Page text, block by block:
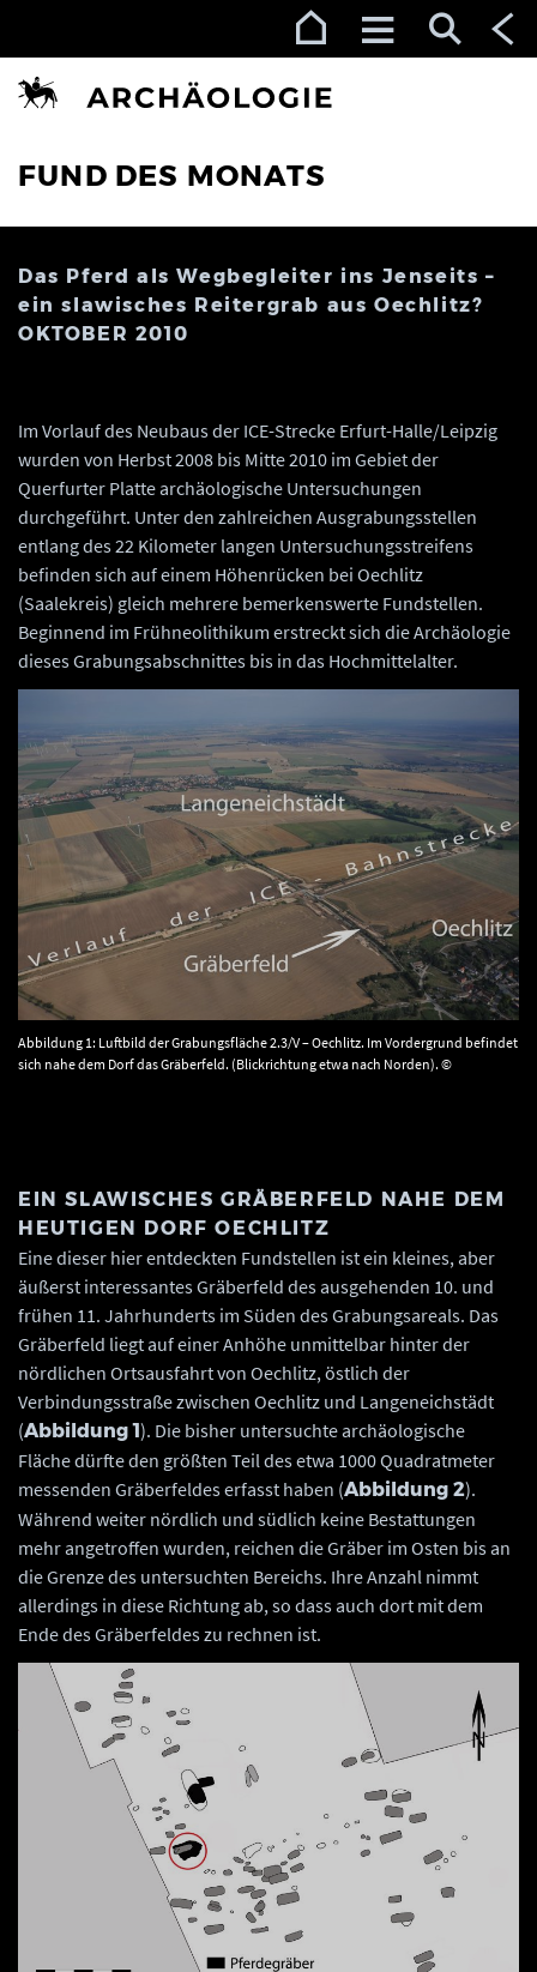
FUND DES MONATS
Das Pferd als Wegbegleiter ins Jenseits –
ein slawisches Reitergrab aus Oechlitz?
OKTOBER 2010
Im Vorlauf des Neubaus der ICE-Strecke Erfurt-Halle/Leipzig
wurden von Herbst 2008 bis Mitte 2010 im Gebiet der
Querfurter Platte archäologische Untersuchungen
durchgeführt. Unter den zahlreichen Ausgrabungsstellen
entlang des 22 Kilometer langen Untersuchungsstreifens
befinden sich auf einem Höhenrücken bei Oechlitz
(Saalekreis) gleich mehrere bemerkenswerte Fundstellen.
Beginnend im Frühneolithikum erstreckt sich die Archäologie
dieses Grabungsabschnittes bis in das Hochmittelalter.
Abbildung 1: Luftbild der Grabungsfläche 2.3/V – Oechlitz. Im Vordergrund befindet
sich nahe dem Dorf das Gräberfeld. (Blickrichtung etwa nach Norden). ©
EIN SLAWISCHES GRÄBERFELD NAHE DEM
HEUTIGEN DORF OECHLITZ
Eine dieser hier entdeckten Fundstellen ist ein kleines, aber
äußerst interessantes Gräberfeld des ausgehenden 10. und
frühen 11. Jahrhunderts im Süden des Grabungsareals. Das
Gräberfeld liegt auf einer Anhöhe unmittelbar hinter der
nördlichen Ortsausfahrt von Oechlitz, östlich der
Verbindungsstraße zwischen Oechlitz und Langeneichstädt
(Abbildung 1). Die bisher untersuchte archäologische
Fläche dürfte den größten Teil des etwa 1000 Quadratmeter
messenden Gräberfeldes erfasst haben (Abbildung 2).
Während weiter nördlich und südlich keine Bestattungen
mehr angetroffen wurden, reichen die Gräber im Osten bis an
die Grenze des untersuchten Bereichs. Ihre Anzahl nimmt
allerdings in diese Richtung ab, so dass auch dort mit dem
Ende des Gräberfeldes zu rechnen ist.